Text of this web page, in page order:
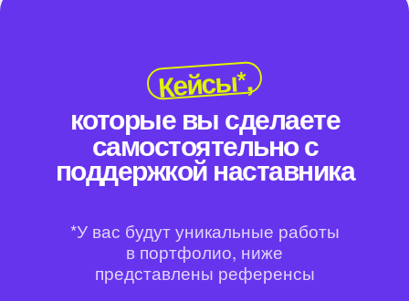
Кейсы*,
самостоятельно с
поддержкой наставника
которые вы сделаете
*У вас будут уникальные работы
в портфолио, ниже
представлены референсы